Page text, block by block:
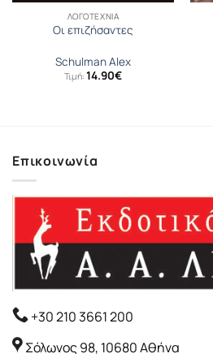
ΛΟΓΟΤΕΧΝΊΑ
Οι επιζήσαντες
Schulman Alex
Τιμή: 14.90€
Επικοινωνία
+30 210 3661 200
Σόλωνος 98, 10680 Αθήνα